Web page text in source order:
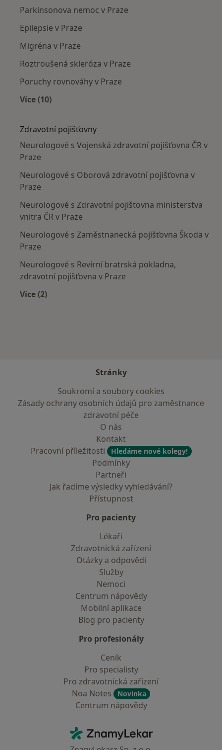
Parkinsonova nemoc v Praze
Epilepsie v Praze
Migréna v Praze
Roztroušená skleróza v Praze
Poruchy rovnováhy v Praze
Více (10)
Zdravotní pojišťovny
Neurologové s Vojenská zdravotní pojišťovna ČR v
Praze
Neurologové s Oborová zdravotní pojišťovna v
Praze
Neurologové s Zdravotní pojišťovna ministerstva
vnitra ČR v Praze
Neurologové s Zaměstnanecká pojišťovna Škoda v
Praze
Neurologové s Revírní bratrská pokladna,
zdravotní pojišťovna v Praze
Více (2)
Stránky
Soukromí a soubory cookies
Zásady ochrany osobních údajů pro zaměstnance
zdravotní péče
O nás
Kontakt
Pracovní příležitosti
Hledáme nové kolegy!
Podmínky
Partneři
Jak řadíme výsledky vyhledávání?
Přístupnost
Pro pacienty
Lékaři
Zdravotnická zařízení
Otázky a odpovědi
Služby
Nemoci
Centrum nápovědy
Mobilní aplikace
Blog pro pacienty
Pro profesionály
Ceník
Pro specialisty
Pro zdravotnická zařízení
Noa Notes
Novinka
Centrum nápovědy
ZnamyLekar - Hlavní stránka